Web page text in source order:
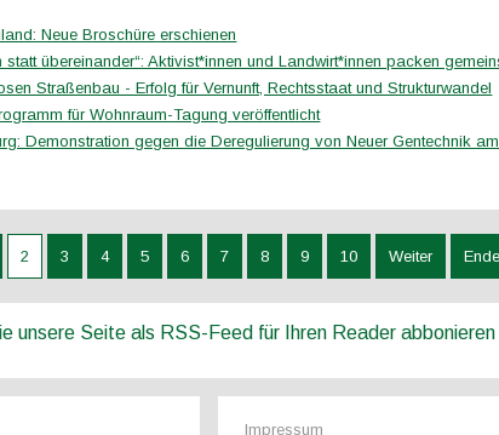
Neue Broschüre erschienen
statt übereinander“: Aktivist*innen und Landwirt*innen packen
Straßenbau - Erfolg für Vernunft, Rechtsstaat und Strukturwandel
für Wohnraum-Tagung veröffentlicht
Demonstration gegen die Deregulierung von Neuer Gentechnik
2 3 4 5 6 7 8 9 10 Weiter Ende
unsere Seite als RSS-Feed für Ihren Reader abbonieren
Impressum